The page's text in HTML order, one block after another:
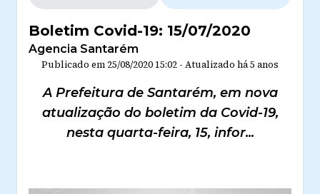
Boletim Covid-19: 15/07/2020
Agencia Santarém
Publicado em 25/08/2020 15:02 - Atualizado há 5 anos
A Prefeitura de Santarém, em nova
atualização do boletim da Covid-19,
nesta quarta-feira, 15, infor...